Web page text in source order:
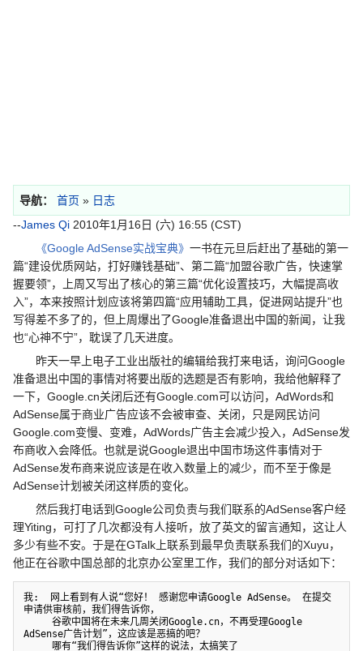
导航： 首页 » 日志
--James Qi 2010年1月16日 (六) 16:55 (CST)
《Google AdSense实战宝典》 一书在元旦后赶出了基础的第一
篇“建设优质网站，打好赚钱基础”、第二篇“加盟谷歌广告，快速掌
握要领”，上周又写出了核心的第三篇“优化设置技巧，大幅提高收
入”，本来按照计划应该将第四篇“应用辅助工具，促进网站提升”也
写得差不多了的，但上周爆出了Google准备退出中国的新闻，让我
也“心神不宁”，耽误了几天进度。
昨天一早上电子工业出版社的编辑给我打来电话，询问Google
准备退出中国的事情对将要出版的选题是否有影响，我给他解释了
一下，Google.cn关闭后还有Google.com可以访问，AdWords和
AdSense属于商业广告应该不会被审查、关闭，只是网民访问
Google.com变慢、变难，AdWords广告主会减少投入，AdSense发
布商收入会降低。也就是说Google退出中国市场这件事情对于
AdSense发布商来说应该是在收入数量上的减少，而不至于像是
AdSense计划被关闭这样质的变化。
然后我打电话到Google公司负责与我们联系的AdSense客户经
理Yiting，可打了几次都没有人接听，放了英文的留言通知，这让人
多少有些不安。于是在GTalk上联系到最早负责联系我们的Xuyu，
他正在谷歌中国总部的北京办公室里工作，我们的部分对话如下：
我:  网上看到有人说“您好！ 感谢您申请Google AdSense。 在提交
申请供审核前，我们得告诉你，
AdSense广告计划”，这应该是恶搞的吧？